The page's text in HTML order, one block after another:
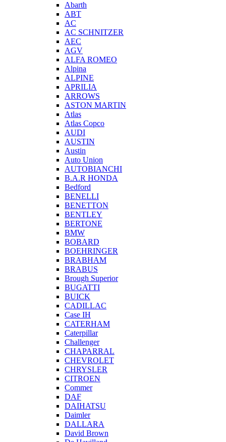
Abarth
ABT
AC
AC SCHNITZER
AEC
AGV
ALFA ROMEO
Alpina
ALPINE
APRILIA
ARROWS
ASTON MARTIN
Atlas
Atlas Copco
AUDI
AUSTIN
Austin
Auto Union
AUTOBIANCHI
B.A.R HONDA
Bedford
BENELLI
BENETTON
BENTLEY
BERTONE
BMW
BOBARD
BOEHRINGER
BRABHAM
BRABUS
Brough Superior
BUGATTI
BUICK
CADILLAC
Case IH
CATERHAM
Caterpillar
Challenger
CHAPARRAL
CHEVROLET
CHRYSLER
CITROEN
Commer
DAF
DAIHATSU
Daimler
DALLARA
David Brown